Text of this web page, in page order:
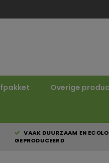
Overige
VAAK DUURZAAM EN
GEPRODUCEERD